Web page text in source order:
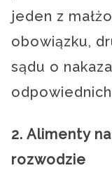
jeden z
obowiązku,
sądu o
2. Alimenty
rozwodzie